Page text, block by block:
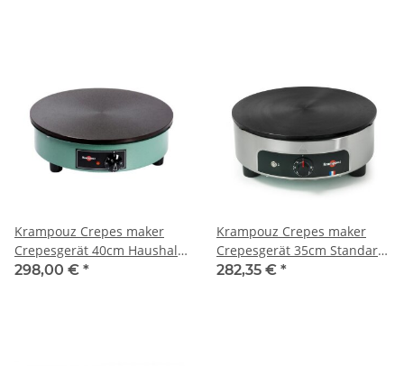
Krampouz Crepes maker
Crepesgerät 40cm Haushalt
230V
298,00 € *
Krampouz Crepes maker
Crepesgerät 35cm Standard
Rund 230V
282,35 € *